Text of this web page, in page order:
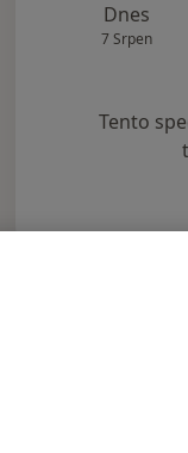
Dnes
7 Srpen
Tento